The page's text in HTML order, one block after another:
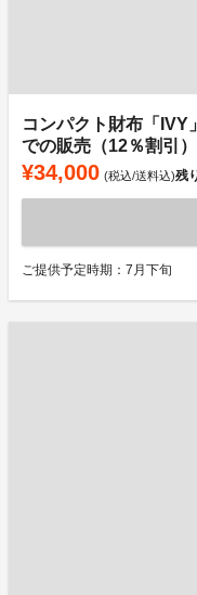
コンパクト財布「IVY
での販売（12％割引）
¥34,000 (税込/送料込)残
ご提供予定時期：7月下旬